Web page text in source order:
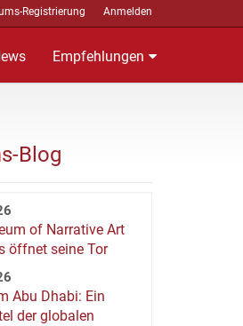
Registrierung Anmelden
Empfehlungen
Blog
of Narrative Art
öffnet seine Tor
Abu Dhabi: Ein
der globalen